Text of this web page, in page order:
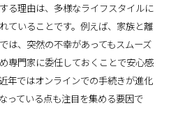
る理由は、多様なライフスタイルに
ていることです。例えば、家族と離
は、突然の不幸があってもスムーズ
専門家に委任しておくことで安心感
年ではオンラインでの手続きが進化
っている点も注目を集める要因で